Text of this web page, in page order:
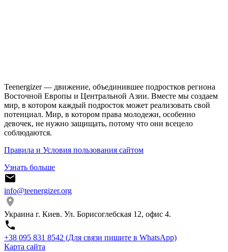
Teenergizer — движение, объединившее подростков региона
Восточной Европы и Центральной Азии. Вместе мы создаем
мир, в котором каждый подросток может реализовать свой
потенциал. Мир, в котором права молодежи, особенно
девочек, не нужно защищать, потому что они всецело
соблюдаются.
Правила и Условия пользования сайтом
Узнать больше
info@teenergizer.org
Украина г. Киев. Ул. Борисоглебская 12, офис 4.
⁨+38 095 831 8542⁩ (Для связи пишите в WhatsApp)
Карта сайта